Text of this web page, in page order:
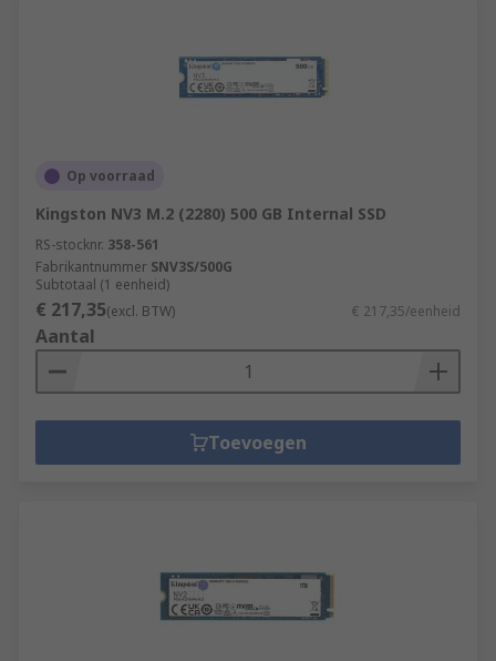
Op voorraad
Kingston NV3 M.2 (2280) 500 GB Internal SSD
RS-stocknr. 358-561
Fabrikantnummer SNV3S/500G
Subtotaal (1 eenheid)
€ 217,35(excl. BTW) € 217,35/eenheid
Aantal
Toevoegen